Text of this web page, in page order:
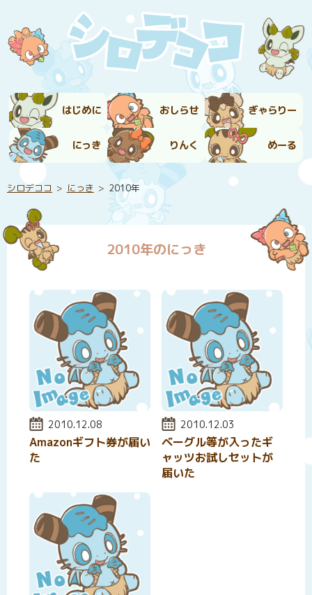
はじめに おしらせ ぎゃらりー
にっき りんく めーる
シロデココ にっき 2010年
2010年のにっき
投稿日:
2010.12.08
Amazonギフト券が届い
た
投稿日:
2010.12.03
ベーグル等が入ったギ
ャッツお試しセットが
届いた